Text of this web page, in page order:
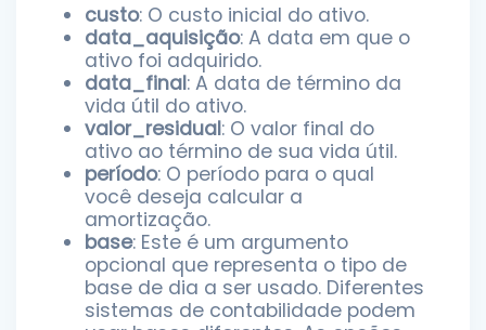
custo: O custo inicial do ativo.
data_aquisição: A data em que o
ativo foi adquirido.
data_final: A data de término da
vida útil do ativo.
valor_residual: O valor final do
ativo ao término de sua vida útil.
período: O período para o qual
você deseja calcular a
amortização.
base: Este é um argumento
opcional que representa o tipo de
base de dia a ser usado. Diferentes
sistemas de contabilidade podem